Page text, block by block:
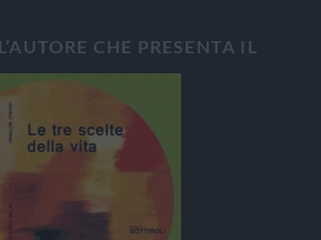
CHE PRESENTA IL